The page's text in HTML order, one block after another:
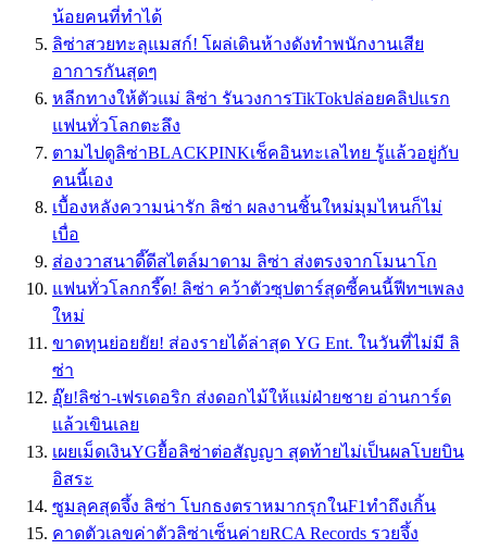
น้อยคนที่ทำได้
ลิซ่าสวยทะลุแมสก์! โผล่เดินห้างดังทำพนักงานเสีย
อาการกันสุดๆ
หลีกทางให้ตัวแม่ ลิซ่า รันวงการTikTokปล่อยคลิปแรก
แฟนทั่วโลกตะลึง
ตามไปดูลิซ่าBLACKPINKเช็คอินทะเลไทย รู้แล้วอยู่กับ
คนนี้เอง
เบื้องหลังความน่ารัก ลิซ่า ผลงานชิ้นใหม่มุมไหนก็ไม่
เบื่อ
ส่องวาสนาดี๊ดีสไตล์มาดาม ลิซ่า ส่งตรงจากโมนาโก
แฟนทั่วโลกกรี๊ด! ลิซ่า คว้าตัวซุปตาร์สุดซี้คนนี้ฟีทฯเพลง
ใหม่
ขาดทุนย่อยยัย! ส่องรายได้ล่าสุด YG Ent. ในวันที่ไม่มี ลิ
ซ่า
อุ๊ย!ลิซ่า-เฟรเดอริก ส่งดอกไม้ให้แม่ฝ่ายชาย อ่านการ์ด
แล้วเขินเลย
เผยเม็ดเงินYGยื้อลิซ่าต่อสัญญา สุดท้ายไม่เป็นผลโบยบิน
อิสระ
ซูมลุคสุดจึ้ง ลิซ่า โบกธงตราหมากรุกในF1ทำถึงเกิ้น
คาดตัวเลขค่าตัวลิซ่าเซ็นค่ายRCA Records รวยจึ้ง